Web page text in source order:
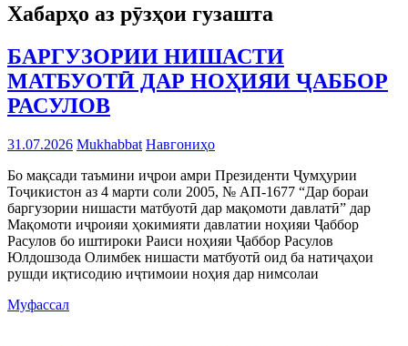
Хабарҳо аз рӯзҳои гузашта
БАРГУЗОРИИ НИШАСТИ
МАТБУОТӢ ДАР НОҲИЯИ ҶАББОР
РАСУЛОВ
31.07.2026 Mukhabbat Навгониҳо
Бо мақсади таъмини иҷрои амри Президенти Ҷумҳурии
Тоҷикистон аз 4 марти соли 2005, № АП-1677 “Дар бораи
баргузории нишасти матбуотӣ дар мақомоти давлатӣ” дар
Мақомоти иҷроияи ҳокимияти давлатии ноҳияи Ҷаббор
Расулов бо иштироки Раиси ноҳияи Ҷаббор Расулов
Юлдошзода Олимбек нишасти матбуотӣ оид ба натиҷаҳои
рушди иқтисодию иҷтимоии ноҳия дар нимсолаи
Муфассал